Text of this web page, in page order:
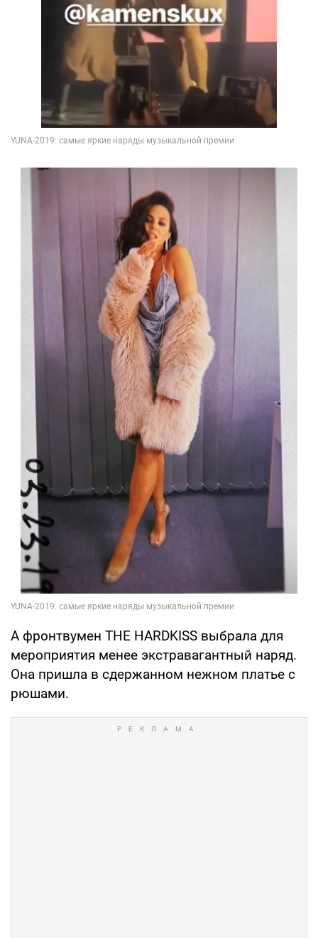
А фронтвумен THE HARDKISS выбрала для
мероприятия менее экстравагантный наряд.
Она пришла в сдержанном нежном платье с
рюшами.